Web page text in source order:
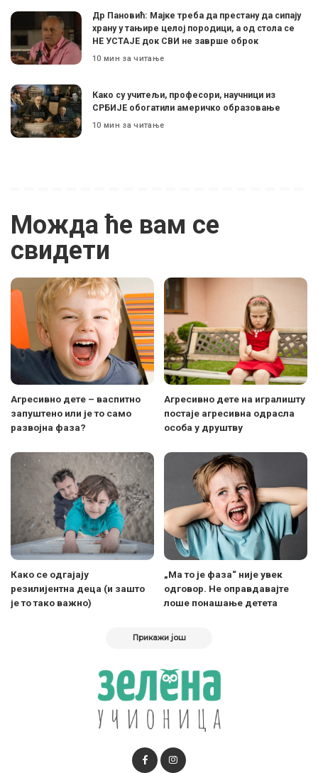
Др Пановић: Мајке треба да престану да сипају
храну у тањире целој породици, а од стола се
НЕ УСТАЈЕ док СВИ не заврше оброк
10 мин за читање
Како су учитељи, професори, научници из
СРБИЈЕ обогатили америчко образовање
10 мин за читање
Можда ће вам се
свидети
Агресивно дете – васпитно
запуштено или је то само
развојна фаза?
Агресивно дете на игралишту
постаје агресивна одрасла
особа у друштву
Како се одгајају
резилијентна деца (и зашто
је то тако важно)
„Ма то је фаза“ није увек
одговор. Не оправдавајте
лоше понашање детета
Прикажи још